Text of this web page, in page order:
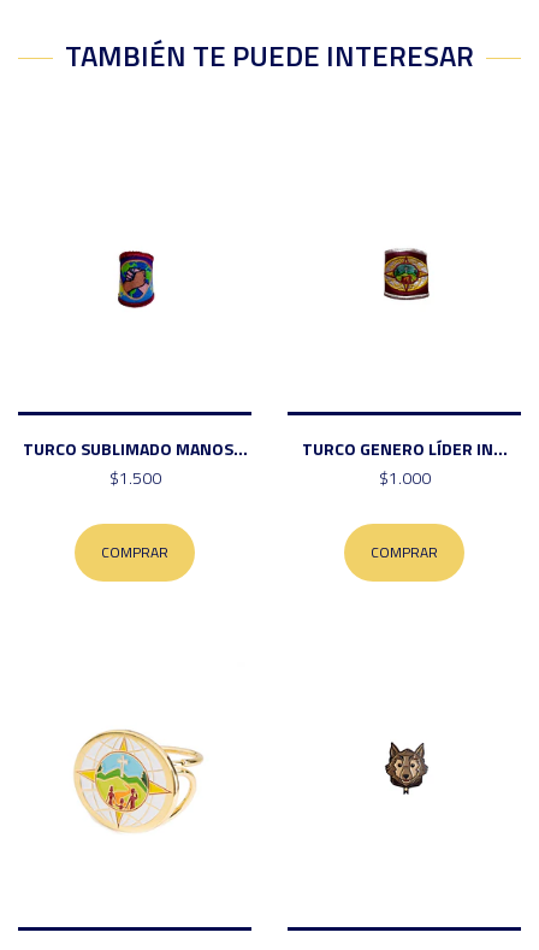
TAMBIÉN TE PUEDE INTERESAR
TURCO SUBLIMADO MANOS...
$1.500
COMPRAR
TURCO GENERO LÍDER IN...
$1.000
COMPRAR